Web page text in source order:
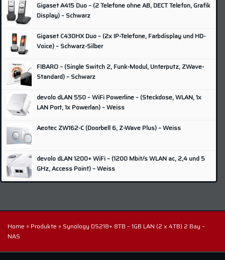
Huawei
Lenovo
LG
Nikon
Olympus
Pentax
Philips
QNAP
Raspberry (3)
SanDisk (2)
Sonoff
Gigaset A415 Duo – (2 Telefone ohne AB, DECT Telefon, Grafik
Display) – Schwarz
Gigaset C430HX Duo – (2x IP-Telefone, Farbdisplay und HD-
Voice) – Schwarz-Silber
FIBARO – (Single Switch 2, Funk-Modul, Unterputz, ZWave-
Standard) – Schwarz
devolo dLAN 550 – WiFi Powerline – (Steckdose, WLAN, 1x
LAN Port, 1x Powerlan) – Weiss
Aeotec ZW162-C (Doorbell 6, Z-Wave Plus) – Weiss
devolo dLAN 1200+ WiFi – (1200 Mbit/s WLAN ac, 2,4 und 5
GHz, Access Point) – Weiss
Home » Produkte » Synology DS218+ 8TB – 1GB LAN (2 x 4TB) 2 Bay –
NAS